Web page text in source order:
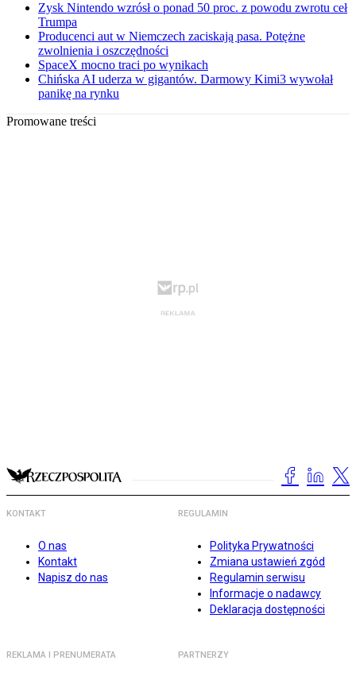
Zysk Nintendo wzrósł o ponad 50 proc. z powodu zwrotu ceł
Trumpa
Producenci aut w Niemczech zaciskają pasa. Potężne
zwolnienia i oszczędności
SpaceX mocno traci po wynikach
Chińska AI uderza w gigantów. Darmowy Kimi3 wywołał
panikę na rynku
Promowane treści
KONTAKT
O nas
Kontakt
Napisz do nas
REGULAMIN
Polityka Prywatności
Zmiana ustawień zgód
Regulamin serwisu
Informacje o nadawcy
Deklaracja dostępności
REKLAMA I PRENUMERATA PARTNERZY